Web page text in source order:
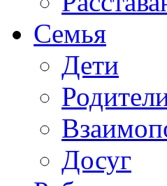
Семья
Дети
Досуг